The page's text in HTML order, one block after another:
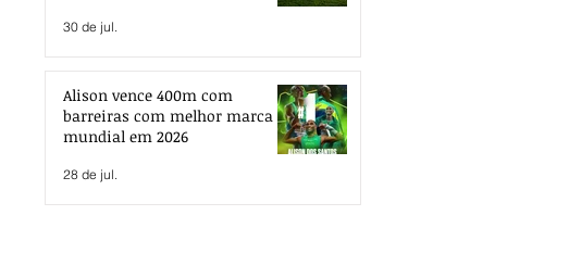
30 de jul.
Alison vence 400m com
barreiras com melhor marca
mundial em 2026
28 de jul.